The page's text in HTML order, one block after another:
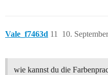
Vale_f7463d 10.
11
wie kannst du die